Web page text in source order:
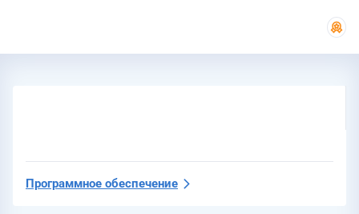
Программное обеспечение